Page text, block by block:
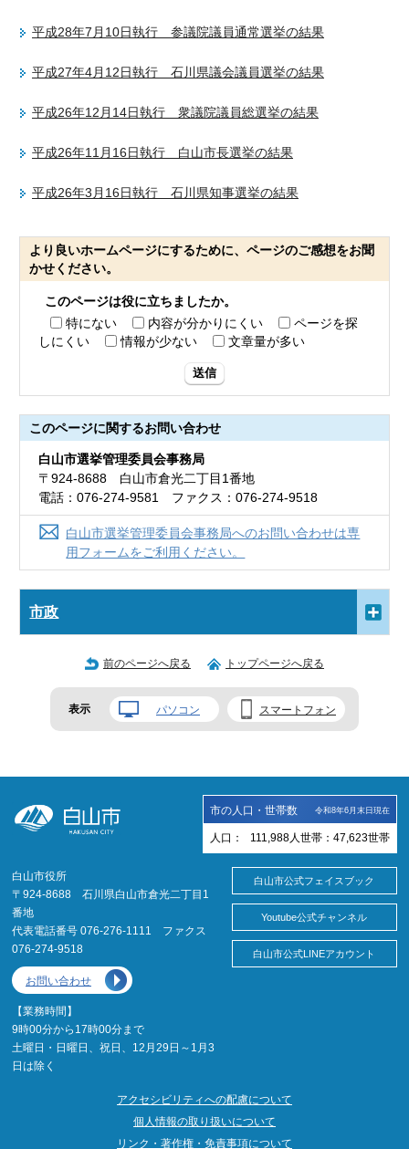
平成28年7月10日執行 参議院議員通常選挙の結果
平成27年4月12日執行 石川県議会議員選挙の結果
平成26年12月14日執行 衆議院議員総選挙の結果
平成26年11月16日執行 白山市長選挙の結果
平成26年3月16日執行 石川県知事選挙の結果
より良いホームページにするために、ページのご感想をお聞
かせください。
このページは役に立ちましたか。
特にない
内容が分かりにくい
ページを探
しにくい
情報が少ない 文章量が多い
送信
このページに関するお問い合わせ
白山市選挙管理委員会事務局
〒924-8688 白山市倉光二丁目1番地
電話：076-274-9581 ファクス：076-274-9518
白山市選挙管理委員会事務局へのお問い合わせは専
用フォームをご利用ください。
市政
前のページへ戻る トップページへ戻る
表示 パソコン スマートフォン
市の人口・世帯数 令和8年6月末日現在
人口： 111,988 人 世帯： 47,623世帯
白山市役所
〒924-8688 石川県白山市倉光二丁目1
番地
代表電話番号 076-276-1111 ファクス
076-274-9518
お問い合わせ
【業務時間】
9時00分から17時00分まで
土曜日・日曜日、祝日、12月29日～1月3
日は除く
白山市公式フェイスブック
Youtube公式チャンネル
白山市公式LINEアカウント
アクセシビリティへの配慮について
個人情報の取り扱いについて
リンク・著作権・免責事項について